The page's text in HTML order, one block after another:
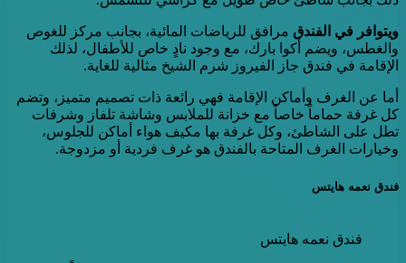
ويتوافر في الفندق مرافق للرياضات المائية، بجانب مركز للغوص
والغطس، ويضم أكوا بارك، مع وجود نادٍ خاص للأطفال، لذلك
الإقامة في فندق جاز الفيروز شرم الشيخ مثالية للغاية.
أما عن الغرف وأماكن الإقامة فهي رائعة ذات تصميم متميز، وتضم
كل غرفة حماماً خاصاً مع خزانة للملابس وشاشة تلفاز وشرفات
تطل على الشاطئ، وكل غرفة بها مكيف هواء أماكن للجلوس،
وخيارات الغرف المتاحة بالفندق هو غرف فردية أو مزدوجة.
فندق نعمه هايتس
فندق نعمه هايتس